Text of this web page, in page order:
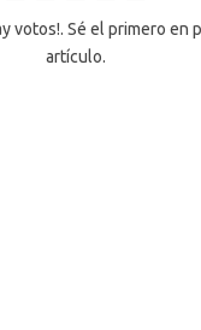
votos!. Sé el primero en
artículo.